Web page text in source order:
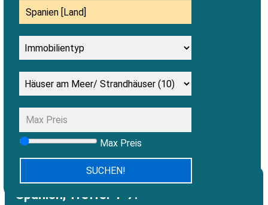
Max Preis
Häuser am Meer/ Strandhäuser in
Spanien, Treffer 1-7: